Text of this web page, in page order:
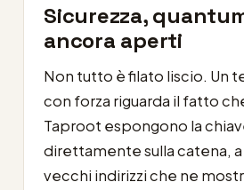
Sicurezza,
ancora aperti
Non tutto è filato liscio. Un
con forza riguarda il fatto
Taproot espongono la
direttamente sulla catena,
vecchi indirizzi che ne